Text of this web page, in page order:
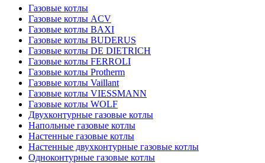
Газовые котлы
Газовые котлы ACV
Газовые котлы BAXI
Газовые котлы BUDERUS
Газовые котлы DE DIETRICH
Газовые котлы FERROLI
Газовые котлы Protherm
Газовые котлы Vaillant
Газовые котлы VIESSMANN
Газовые котлы WOLF
Двухконтурные газовые котлы
Напольные газовые котлы
Настенные газовые котлы
Настенные двухконтурные газовые котлы
Одноконтурные газовые котлы